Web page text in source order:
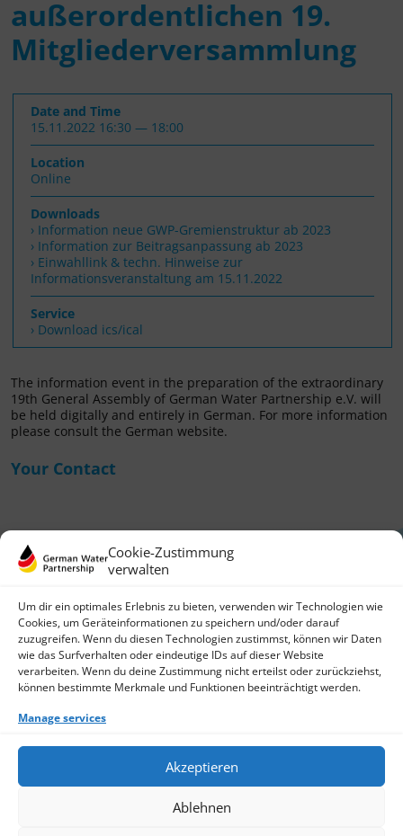
Cookie-Zustimmung
verwalten
Um dir ein optimales Erlebnis zu bieten, verwenden wir Technologien wie
Cookies, um Geräteinformationen zu speichern und/oder darauf
zuzugreifen. Wenn du diesen Technologien zustimmst, können wir Daten
wie das Surfverhalten oder eindeutige IDs auf dieser Website
verarbeiten. Wenn du deine Zustimmung nicht erteilst oder zurückziehst,
können bestimmte Merkmale und Funktionen beeinträchtigt werden.
Manage services
Akzeptieren
Ablehnen
außerordentlichen 19.
Mitgliederversammlung
Date and Time
15.11.2022 16:30 — 18:00
Location
Online
Downloads
Information neue GWP-Gremienstruktur ab 2023
Information zur Beitragsanpassung ab 2023
Einwahllink & techn. Hinweise zur
Informationsveranstaltung am 15.11.2022
Service
› Download ics/ical
The information event in the preparation of the extraordinary
19th General Assembly of German Water Partnership e.V. will
be held digitally and entirely in German. For more information
please consult the German website.
Your Contact
German Water Partnership e.V.
Invalidenstraße 91
10115 Berlin, Germany
+49 30 3988722 0
Contact
Data Protection